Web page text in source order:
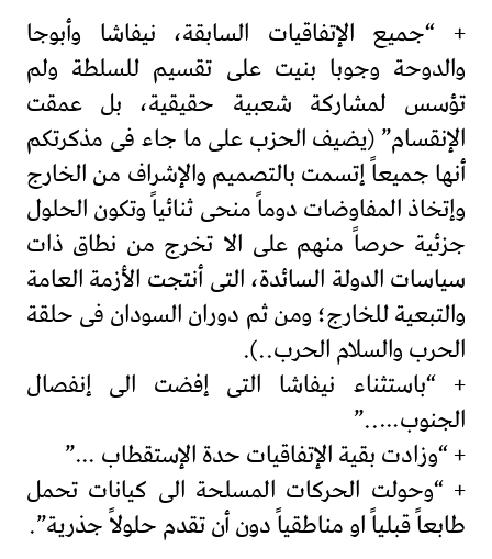
+ “جميع الإتفاقيات السابقة، نيفاشا وأبوجا
والدوحة وجوبا بنيت على تقسيم للسلطة ولم
تؤسس لمشاركة شعبية حقيقية، بل عمقت
الإنقسام” (يضيف الحزب على ما جاء فى مذكرتكم
أنها جميعاً إتسمت بالتصميم والإشراف من الخارج
وإتخاذ المفاوضات دوماً منحى ثنائياً وتكون الحلول
جزئية حرصاً منهم على الا تخرج من نطاق ذات
سياسات الدولة السائدة، التى أنتجت الأزمة العامة
والتبعية للخارج؛ ومن ثم دوران السودان فى حلقة
الحرب والسلام الحرب..).
+ “باستثناء نيفاشا التى إفضت الى إنفصال
الجنوب…..”
+ “وزادت بقية الإتفاقيات حدة الإستقطاب …”
+ “وحولت الحركات المسلحة الى كيانات تحمل
طابعاً قبلياً او مناطقياً دون أن تقدم حلولاً جذرية”.